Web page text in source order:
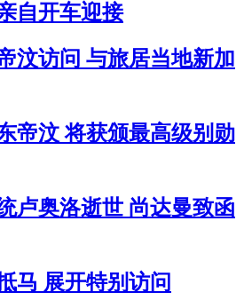
自开车迎接
汶访问 与旅居当地新加
帝汶 将获颁最高级别勋
卢奥洛逝世 尚达曼致函
马 展开特别访问